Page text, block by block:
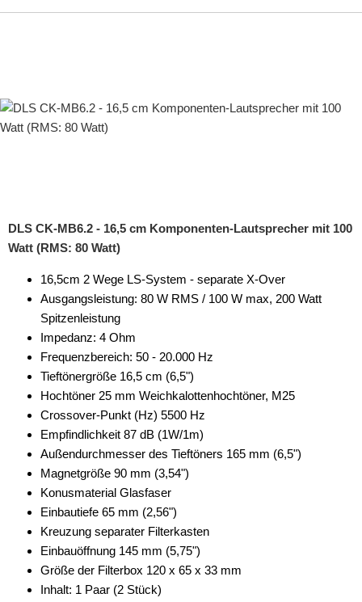
DLS CK-MB6.2 - 16,5 cm Komponenten-Lautsprecher mit 100
Watt (RMS: 80 Watt)
16,5cm 2 Wege LS-System - separate X-Over
Ausgangsleistung: 80 W RMS / 100 W max, 200 Watt
Spitzenleistung
Impedanz: 4 Ohm
Frequenzbereich: 50 - 20.000 Hz
Tieftönergröße 16,5 cm (6,5")
Hochtöner 25 mm Weichkalottenhochtöner, M25
Crossover-Punkt (Hz) 5500 Hz
Empfindlichkeit 87 dB (1W/1m)
Außendurchmesser des Tieftöners 165 mm (6,5")
Magnetgröße 90 mm (3,54")
Konusmaterial Glasfaser
Einbautiefe 65 mm (2,56")
Kreuzung separater Filterkasten
Einbauöffnung 145 mm (5,75")
Größe der Filterbox 120 x 65 x 33 mm
Inhalt: 1 Paar (2 Stück)